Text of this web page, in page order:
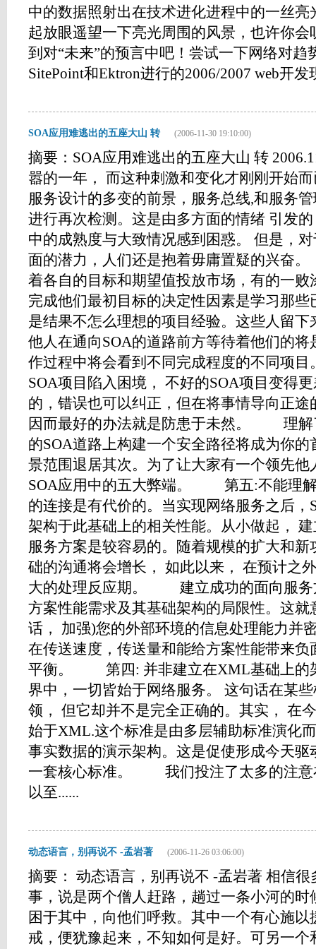
中的数据照射出在技术进化进程中的一丝
起放眼遥望一下亮光周围的风景，也许你
到对“未来”的预言中吧！尝试一下网络对趋
SitePoint和Ektron进行的2006/2007 web开
SOA应用难逃出的五座大山 转 (2006-11-30 19:10:00)
摘要：SOA应用难逃出的五座大山 转
嚣的一年， 而这种刺激和变化才刚刚开始
服务设计的多变的前景，服务总线,和服务
进行再次检测。这是由多方面的情绪 引发
中的成熟度与大致情况感到困惑。 但是，
面的潜力，人们还是抱着毋庸置疑的兴
着各自的目标和期望值投放市场，有的一
完成他们最初目标的决定性因素是学习那
是结果不怎么理想的项目经验。这些人留
他人在通向SOA的道路前方等待着他们
作过程中将会看到不同完成程度的不同项
SOA项目陷入困境， 不好的SOA项目变得
的，错误也可以纠正，但在将事情导向正
因而最好的办法就是防患于未然。 理解
的SOA道路上构建一个安全路径将成为你
景范围退居其次。为了让大家有一个领先
SOA应用中的五大弊端。 第五:不能
的连接是有代价的。当实现网络服务之后，
架构于此基础上的相关性能。从小做起，
服务方案是较容易的。随着规模的扩大和
础的沟通将会增长， 如此以来， 在预计之
大的处理反应期。 建立成功的面向服务
方案性能需求及其基础架构的局限性。这
话， 加强)您的外部环境的信息处理能力并
在传送速度，传送量和能给方案性能带来
平衡。 第四: 并非建立在XML基础上
界中，一切皆始于网络服务。 这句话在某
领， 但它却并不是完全正确的。其实， 在
始于XML.这个标准是由多层辅助标准演化
事实数据的演示架构。这是促使形成今天驱
一套核心标准。 我们投注了太多的注意
以至......
动态语言，别再说不 -孟岩著 (2006-11-26 03:06:00)
摘要： 动态语言，别再说不 -孟岩著 相信
事，说是两个僧人赶路，趟过一条小河的
困于其中，向他们呼救。其中一个有心施
戒，便犹豫起来，不知如何是好。可另一